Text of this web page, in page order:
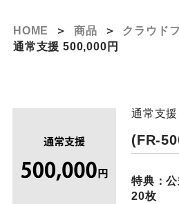
HOME ＞ 商品 ＞ クラウド
通常支援 500,000円
通常支
(FR-
特典：
20枚